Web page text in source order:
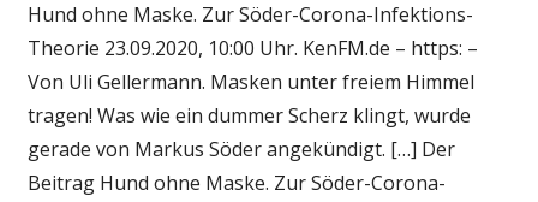
Politik
Wirtschaft
Wissenschaft
Hund ohne Maske. Zur Söder-Corona-Infektions-
Theorie 23.09.2020, 10:00 Uhr. KenFM.de – https: –
Von Uli Gellermann. Masken unter freiem Himmel
tragen! Was wie ein dummer Scherz klingt, wurde
gerade von Markus Söder angekündigt. […] Der
Beitrag Hund ohne Maske. Zur Söder-Corona-